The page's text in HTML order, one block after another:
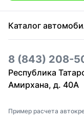
Каталог
8 (843) 208-
Республика
Амирхана, д. 40А
Пример расчета